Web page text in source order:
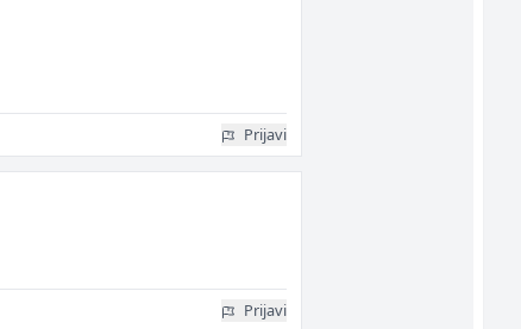
Prijavi
Prijavi